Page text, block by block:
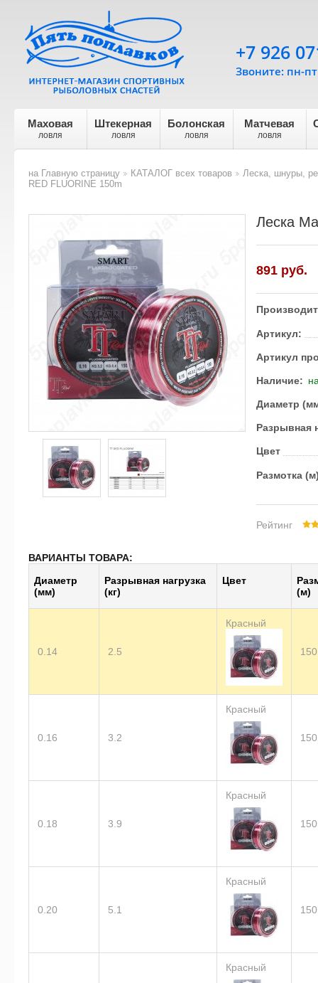
Маховая
ловля
Штекерная
ловля
Болонская
ловля
Матчевая
ловля
+7 926
Звоните: пн-
на Главную страницу
КАТАЛОГ всех товаров
Леска, шнуры,
RED FLUORINE 150m
Леска
891 руб.
Артикул:
Артикул
Наличие:
Диаметр
Разрывная
Цвет
Размотка
Рейтинг
ВАРИАНТЫ ТОВАРА:
Диаметр
(мм)
Разрывная нагрузка
(кг)
Цвет
(м)
0.14 2.5
Красный
150
0.16 3.2
Красный
150
0.18 3.9
Красный
150
0.20 5.1
Красный
150
Красный